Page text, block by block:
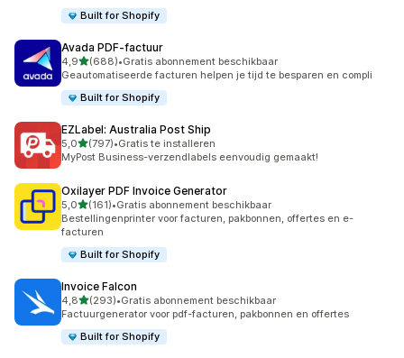
Built for Shopify
Avada PDF‑factuur
4,9van 5 sterren
(688)
688 recensies in totaal
•Gratis abonnement beschikbaar
Geautomatiseerde facturen helpen je tijd te besparen en compli
Built for Shopify
EZLabel: Australia Post Ship
5,0van 5 sterren
(797)
797 recensies in totaal
•Gratis te installeren
MyPost Business-verzendlabels eenvoudig gemaakt!
Oxilayer PDF Invoice Generator
5,0van 5 sterren
(161)
161 recensies in totaal
•Gratis abonnement beschikbaar
Bestellingenprinter voor facturen, pakbonnen, offertes en e-
facturen
Built for Shopify
Invoice Falcon
4,8van 5 sterren
(293)
293 recensies in totaal
•Gratis abonnement beschikbaar
Factuurgenerator voor pdf-facturen, pakbonnen en offertes
Built for Shopify